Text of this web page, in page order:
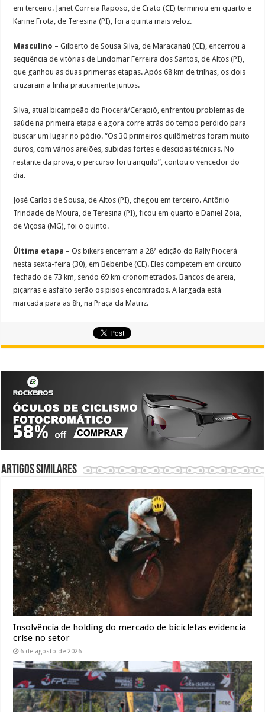
em terceiro. Janet Correia Raposo, de Crato (CE) terminou em quarto e
Karine Frota, de Teresina (PI), foi a quinta mais veloz.
Masculino – Gilberto de Sousa Silva, de Maracanaú (CE), encerrou a
sequência de vitórias de Lindomar Ferreira dos Santos, de Altos (PI),
que ganhou as duas primeiras etapas. Após 68 km de trilhas, os dois
cruzaram a linha praticamente juntos.
Silva, atual bicampeão do Piocerá/Cerapió, enfrentou problemas de
saúde na primeira etapa e agora corre atrás do tempo perdido para
buscar um lugar no pódio. “Os 30 primeiros quilômetros foram muito
duros, com vários areiões, subidas fortes e descidas técnicas. No
restante da prova, o percurso foi tranquilo”, contou o vencedor do
dia.
José Carlos de Sousa, de Altos (PI), chegou em terceiro. Antônio
Trindade de Moura, de Teresina (PI), ficou em quarto e Daniel Zoia,
de Viçosa (MG), foi o quinto.
Última etapa – Os bikers encerram a 28ª edição do Rally Piocerá
nesta sexta-feira (30), em Beberibe (CE). Eles competem em circuito
fechado de 73 km, sendo 69 km cronometrados. Bancos de areia,
piçarras e asfalto serão os pisos encontrados. A largada está
marcada para as 8h, na Praça da Matriz.
Artigos similares
Insolvência de holding do mercado de bicicletas evidencia
crise no setor
6 de agosto de 2026